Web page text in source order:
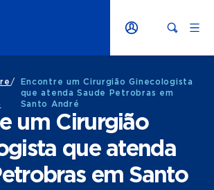
/
Encontre um Cirurgião Ginecologista
que atenda Saude Petrobras em
Santo André
um Cirurgião
que atenda
em Santo